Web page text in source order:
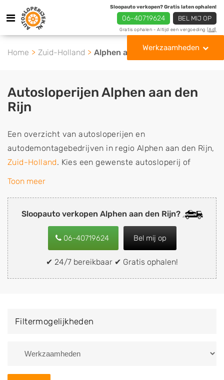
Sloopauto verkopen? Gratis laten ophalen!
06-40719624 BEL MIJ OP
Gratis ophalen - Altijd een vergoeding [Ad]
Werkzaamheden
Home Zuid-Holland Alphen aan den Rijn
Sloopauto verkopen Alphen aan den Rijn?
06-40719624 Bel mij op
✔ 24/7 bereikbaar ✔ Gratis ophalen!
Autosloperijen Alphen aan den
Rijn
Een overzicht van autosloperijen en
autodemontagebedrijven in regio Alphen aan den Rijn,
Zuid-Holland. Kies een gewenste autosloperij of
autosloop uit de lijst die gespecialiseerd is in de
onderdelen of in de inkoop van sloopauto's,
schadeauto's en tweedehands auto's (ook zonder apk
keuring). Wilt u uw auto, camper, vrachtwagen, motor
of brommobiel snel en eenvoudig verkopen aan een
demontagebedrijf in de buurt, deze zelf wegbrengen
naar de sloop of deze liever laten ophalen op een
van Alphen aan den Rijn en ontvang een vergoeding
Zoekt u liever naar een sloperij in een andere plaats of
Toon meer
Filtermogelijkheden